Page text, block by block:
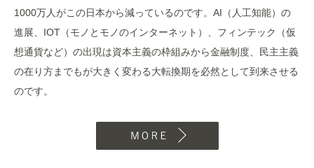
1000万人がこの日本から減っているのです。AI（人工知能）の
進展、IOT（モノとモノのインターネット）、フィンテック（仮
想通貨など）の出現は資本主義の枠組みから金融制度、民主主義
の在り方までもが大きく変わる大転換期を必然として到来させる
のです。